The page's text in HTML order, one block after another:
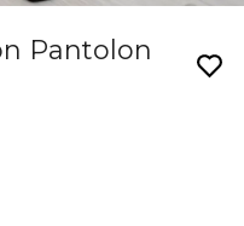
Pantolon